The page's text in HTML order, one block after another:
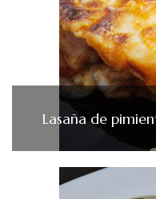
Lasaña de